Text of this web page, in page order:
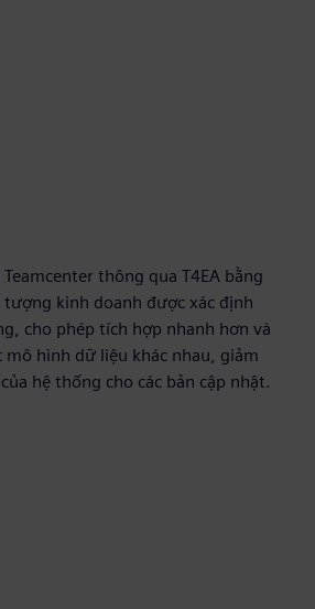
thông qua T4EA bằng
kinh doanh được xác định
cho phép tích hợp nhanh hơn và
hình dữ liệu khác nhau, giảm
hệ thống cho các bản cập nhật.